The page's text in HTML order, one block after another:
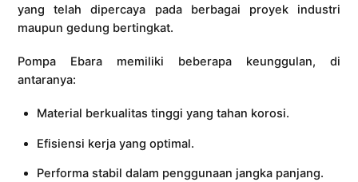
yang telah dipercaya pada berbagai proyek industri
maupun gedung bertingkat.
Pompa Ebara memiliki beberapa keunggulan, di
antaranya:
Material berkualitas tinggi yang tahan korosi.
Efisiensi kerja yang optimal.
Performa stabil dalam penggunaan jangka panjang.